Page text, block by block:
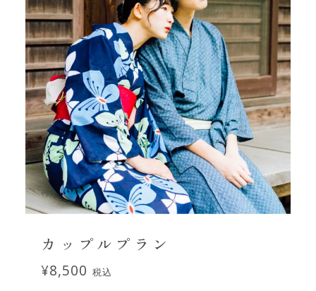
カップルプラン
¥8,500 税込